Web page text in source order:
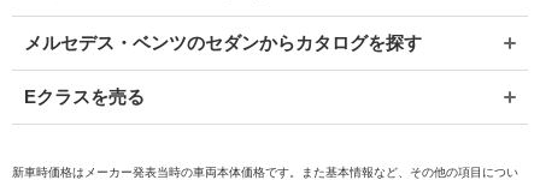
メルセデス・ベンツのセダンからカタログを探す
Eクラスを売る
新車時価格はメーカー発表当時の車両本体価格です。また基本情報など、その他の項目につい